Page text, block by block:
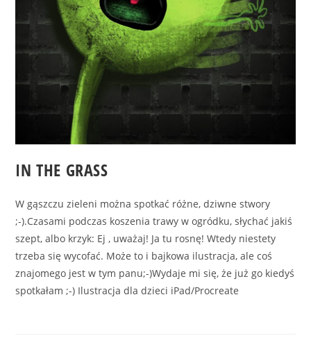
IN THE GRASS
W gąszczu zieleni można spotkać różne, dziwne stwory
;-).Czasami podczas koszenia trawy w ogródku, słychać jakiś
szept, albo krzyk: Ej , uważaj! Ja tu rosnę! Wtedy niestety
trzeba się wycofać. Może to i bajkowa ilustracja, ale coś
znajomego jest w tym panu;-)Wydaje mi się, że już go kiedyś
spotkałam ;-) Ilustracja dla dzieci iPad/Procreate